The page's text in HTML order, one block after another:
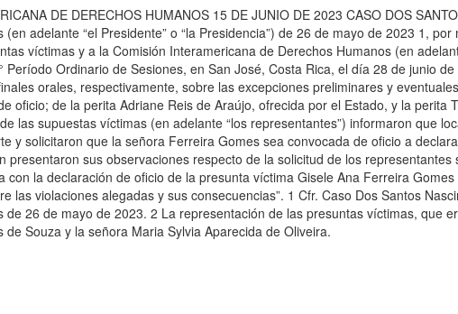
DE DERECHOS HUMANOS 15 DE JUNIO DE 2023 CASO DOS
adelante “el Presidente” o “la Presidencia”) de 26 de mayo de 2023 1,
víctimas y a la Comisión Interamericana de Derechos Humanos (en
Ordinario de Sesiones, en San José, Costa Rica, el día 28 de junio
orales, respectivamente, sobre las excepciones preliminares y
oficio; de la perita Adriane Reis de Araújo, ofrecida por el Estado, y la
las supuestas víctimas (en adelante “los representantes”) informaron que
y solicitaron que la señora Ferreira Gomes sea convocada de oficio a
sus observaciones respecto de la solicitud de los
la declaración de oficio de la presunta víctima Gisele Ana Ferreira
las violaciones alegadas y sus consecuencias”. 1 Cfr. Caso Dos Santos
26 de mayo de 2023. 2 La representación de las presuntas víctimas, que
Souza y la señora Maria Sylvia Aparecida de Oliveira.